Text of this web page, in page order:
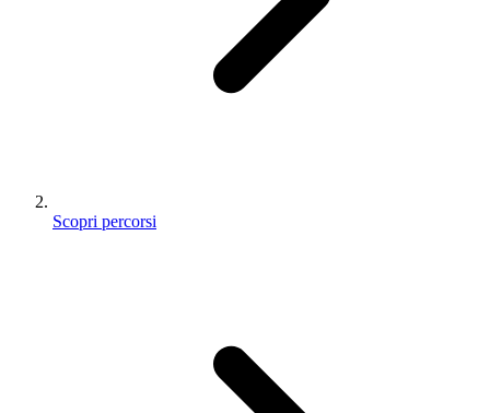
Scopri percorsi